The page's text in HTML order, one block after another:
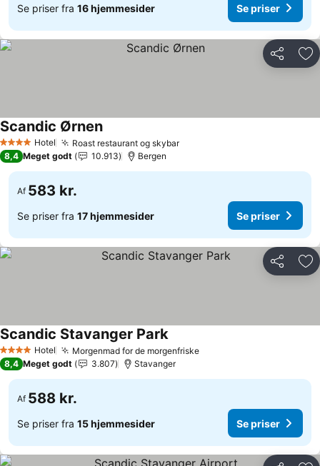
Se priser fra 16 hjemmesider Se priser
Del
4 StjernerHotel Roast restaurant og skybarSe priser
Scandic ØrnenSe priser
8,4 Meget godt 10.913 Bergen
Af 583 kr.
Se priser fra 17 hjemmesider Se priser
Del
4 StjernerHotel Morgenmad for de morgenfriskeSe priser
Scandic Stavanger ParkSe priser
8,4 Meget godt 3.807 Stavanger
Af 588 kr.
Se priser fra 15 hjemmesider Se priser